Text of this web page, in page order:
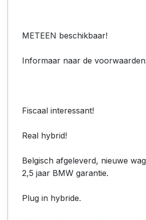
METEEN beschikbaar!
Informaar naar de
Fiscaal interessant!
Real hybrid!
Belgisch afgeleverd, nieuwe
2,5 jaar BMW garantie.
Plug in hybride.